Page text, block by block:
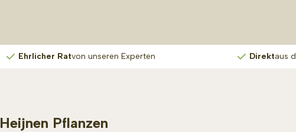
Ehrlicher Ratvon unseren Experten Direktaus
Heijnen Pflanzen